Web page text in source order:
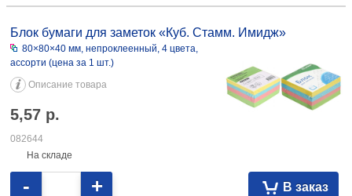
Блок бумаги для заметок «Куб. Стамм. Имидж»
80×80×40 мм, непроклеенный, 4 цвета,
ассорти (цена за 1 шт.)
Описание товара
5,57 р.
082644
На складе
В заказ
- +